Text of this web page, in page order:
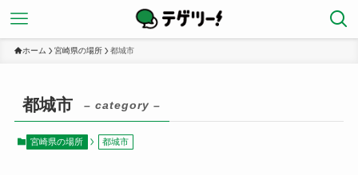
ホーム 宮崎県の場所 都城市
都城市 – category –
宮崎県の場所 都城市